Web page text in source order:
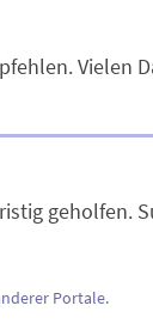
Vielen
geholfen.
Portale.